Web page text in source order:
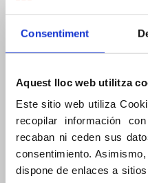
Consentiment
Aquest lloc web utilitza
Este sitio web utiliza
recopilar información
recaban ni ceden sus
consentimiento.
dispone de enlaces a
MENÚ
Empresa
Company
Commitment